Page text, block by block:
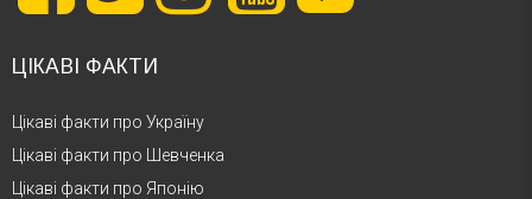
ЦІКАВІ ФАКТИ
Цікаві факти про Україну
Цікаві факти про Шевченка
Цікаві факти про Японію